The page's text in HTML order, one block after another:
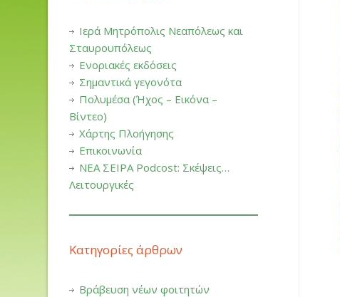
Ιερά Μητρόπολις Νεαπόλεως και
Σταυρουπόλεως
Ενοριακές εκδόσεις
Σημαντικά γεγονότα
Πολυμέσα (Ήχος – Εικόνα –
Βίντεο)
Χάρτης Πλοήγησης
Επικοινωνία
ΝΕΑ ΣΕΙΡΑ Podcost: Σκέψεις…
Λειτουργικές
Κατηγορίες άρθρων
Βράβευση νέων φοιτητών